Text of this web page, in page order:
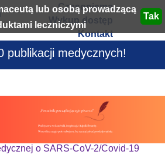
lub osobą prowadzącą
leczniczymi
Czasopisma
Wykup dostęp
Kontakt
publikacji medycznych!
o SARS-CoV-2/Covid-19